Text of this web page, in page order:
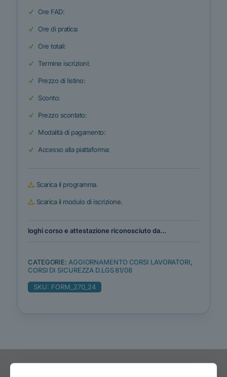
Ore FAD:
Ore di pratica:
Ore totali:
Termine iscrizioni:
Prezzo di listino:
Sconto:
Prezzo scontato:
Modalità di pagamento:
Accesso alla piattaforma:
Scarica il programma.
Scarica il modulo di iscrizione.
loghi corso e attestazione riconosciuto da...
CATEGORIE: AGGIORNAMENTO CORSI LAVORATORI,
CORSI DI SICUREZZA D.LGS 81/08
SKU: FORM_270_24